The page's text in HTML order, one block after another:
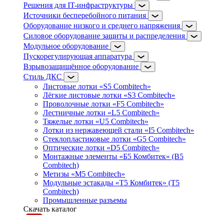
Решения для IT-инфраструктуры
Источники бесперебойного питания
Оборудование низкого и среднего напряжения
Силовое оборудование защиты и распределения
Модульное оборудование
Пускорегулирующая аппаратура
Взрывозащищённое оборудование
Стиль ДКС
Листовые лотки «S5 Combitech»
Лёгкие листовые лотки «S3 Combitech»
Проволочные лотки «F5 Combitech»
Лестничные лотки «L5 Combitech»
Тяжелые лотки «U5 Combitech»
Лотки из нержавеющей стали «I5 Combitech»
Стеклопластиковые лотки «G5 Combitech»
Оптические лотки «D5 Combitech»
Монтажные элементы «Б5 Комбитек» (B5
Combitech)
Метизы «M5 Combitech»
Модульные эстакады «Т5 Комбитек» (T5
Combitech)
Промышленные разъемы
Скачать каталог